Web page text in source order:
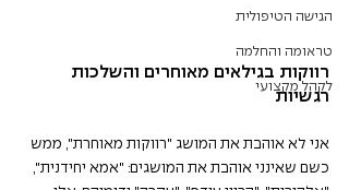
הגישה הטיפולית
טראומה והחלמה
לקהל מקצועי
רווקות בגילאים מאוחרים והשלכות
רגשיות
אני לא אוהבת את המושג "רווקות מאוחרת", ממש
כשם שאינני אוהבת את המושגים: "אמא יחידנית",